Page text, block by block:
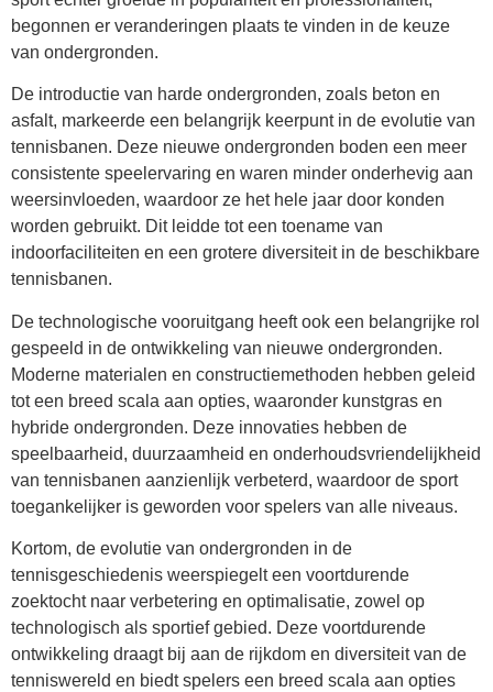
begonnen er veranderingen plaats te vinden in de keuze
van ondergronden.
De introductie van harde ondergronden, zoals beton en
asfalt, markeerde een belangrijk keerpunt in de evolutie van
tennisbanen. Deze nieuwe ondergronden boden een meer
consistente speelervaring en waren minder onderhevig aan
weersinvloeden, waardoor ze het hele jaar door konden
worden gebruikt. Dit leidde tot een toename van
indoorfaciliteiten en een grotere diversiteit in de beschikbare
tennisbanen.
De technologische vooruitgang heeft ook een belangrijke rol
gespeeld in de ontwikkeling van nieuwe ondergronden.
Moderne materialen en constructiemethoden hebben geleid
tot een breed scala aan opties, waaronder kunstgras en
hybride ondergronden. Deze innovaties hebben de
speelbaarheid, duurzaamheid en onderhoudsvriendelijkheid
van tennisbanen aanzienlijk verbeterd, waardoor de sport
toegankelijker is geworden voor spelers van alle niveaus.
Kortom, de evolutie van ondergronden in de
tennisgeschiedenis weerspiegelt een voortdurende
zoektocht naar verbetering en optimalisatie, zowel op
technologisch als sportief gebied. Deze voortdurende
ontwikkeling draagt bij aan de rijkdom en diversiteit van de
tenniswereld en biedt spelers een breed scala aan opties